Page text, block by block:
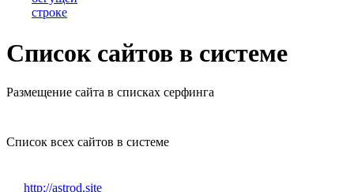
Список сайтов в системе
Размещение сайта в списках серфинга
Список всех сайтов в системе
http://astrod.site